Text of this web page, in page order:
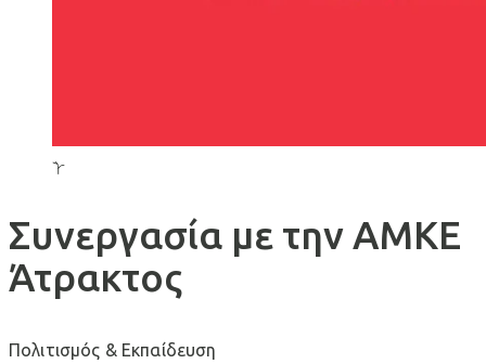
Συνεργασία με την ΑΜΚΕ
Άτρακτος
Πολιτισμός & Εκπαίδευση